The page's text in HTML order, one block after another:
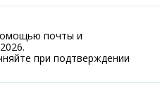
почты и
при подтверждении